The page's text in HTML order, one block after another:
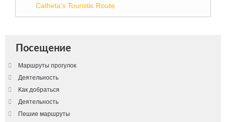
Calheta's Touristic Route
Посещение
Маршруты прогулок
Деятельность
Как добраться
Деятельность
Пешие маршруты